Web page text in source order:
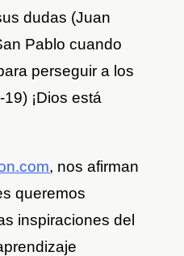
dudas (Juan
Pablo cuando
perseguir a los
¡Dios está
, nos afirman
queremos
inspiraciones del